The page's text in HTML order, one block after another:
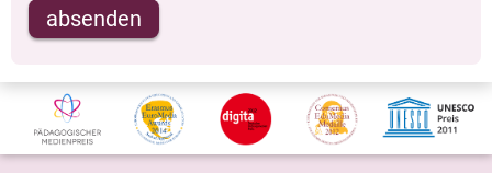
absenden